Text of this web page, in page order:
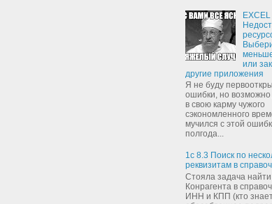
EXCEL
или
другие приложения
Я не буду
ошибки, но
в свою карму чужого
сэкономленного
мучился с этой
полгода...
1с 8.3 Поиск по
реквизитам в
Стояла задача найти
Конрагента в
ИНН и КПП (кто